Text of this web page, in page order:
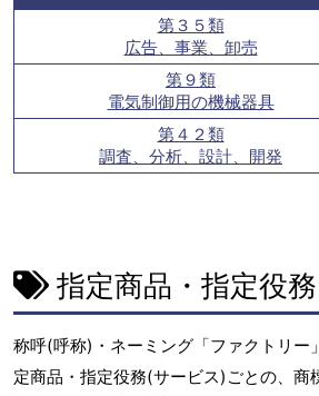
第３５類
広告、事業、卸売
第９類
電気制御用の機械器具
第４２類
調査、分析、設計、開発
指定商品・指定役
称呼(呼称)・ネーミング「ファクトリー
定商品・指定役務(サービス)ごとの、商